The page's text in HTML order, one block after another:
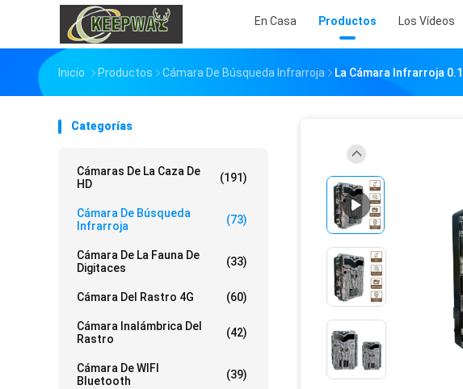
En Casa Productos Los Vídeos
Inicio Productos Cámara De Búsqueda Infrarroja La Cámara Infrarroja
Categorías
Cámaras De La Caza De
HD
(191)
Cámara De Búsqueda
Infrarroja
(73)
Cámara De La Fauna De
Digitaces
(33)
Cámara Del Rastro 4G (60)
Cámara Inalámbrica Del
Rastro
(42)
Cámara De WIFI
Bluetooth
(39)